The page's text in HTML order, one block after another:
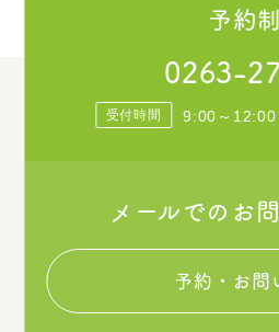
予約制
0263-
受付時間 9:00～
メールでのお
予約・お問